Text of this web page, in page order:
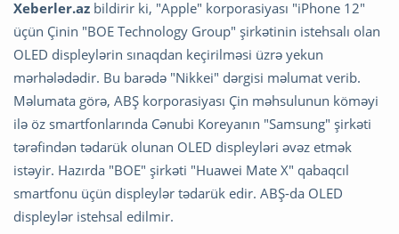
Xeberler.az bildirir ki, "Apple" korporasiyası "iPhone 12"
üçün Çinin "BOE Technology Group" şirkətinin istehsalı olan
OLED displeylərin sınaqdan keçirilməsi üzrə yekun
mərhələdədir. Bu barədə "Nikkei" dərgisi məlumat verib.
Məlumata görə, ABŞ korporasiyası Çin məhsulunun köməyi
ilə öz smartfonlarında Cənubi Koreyanın "Samsung" şirkəti
tərəfindən tədarük olunan OLED displeyləri əvəz etmək
istəyir. Hazırda "BOE" şirkəti "Huawei Mate X" qabaqcıl
smartfonu üçün displeylər tədarük edir. ABŞ-da OLED
displeylər istehsal edilmir.